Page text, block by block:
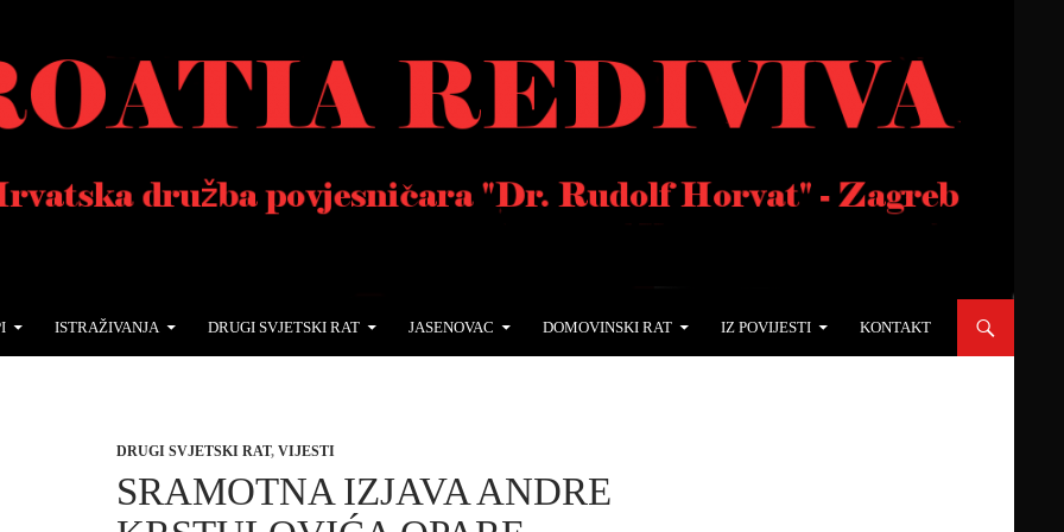
ISTRAŽIVANJA DRUGI SVJETSKI RAT JASENOVAC DOMOVINSKI RAT IZ POVIJESTI KONTAKT
DRUGI SVJETSKI RAT, VIJESTI
SRAMOTNA IZJAVA ANDRE